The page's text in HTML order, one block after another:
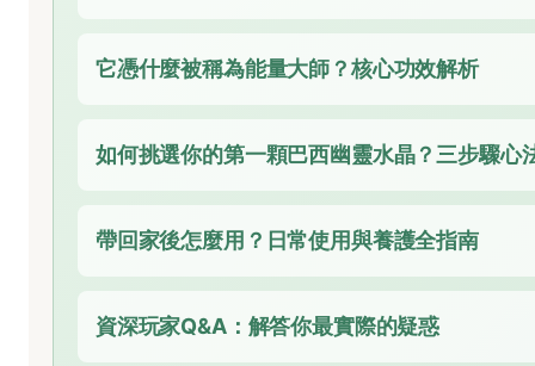
它憑什麼被稱為能量大師？核心功效解析
如何挑選你的第一顆巴西幽靈水晶？三步驟心
帶回家後怎麼用？日常使用與養護全指南
資深玩家Q&A：解答你最實際的疑惑